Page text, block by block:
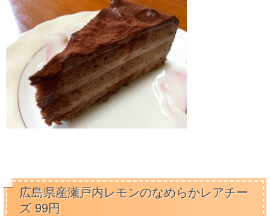
広島県産瀬戸内レモンのなめらかレアチー
ズ 99円